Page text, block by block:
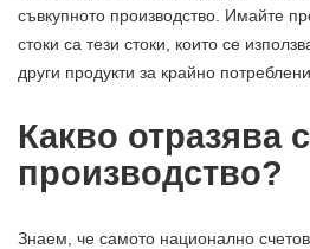
съвкупното производство. Имайте
стоки са тези стоки, които се
други продукти за крайно
Какво отразява
производство?
Знаем, че самото национално